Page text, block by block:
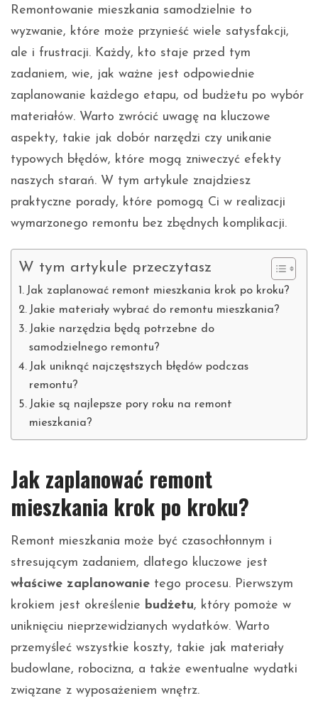
Remontowanie mieszkania samodzielnie to
wyzwanie, które może przynieść wiele satysfakcji,
ale i frustracji. Każdy, kto staje przed tym
zadaniem, wie, jak ważne jest odpowiednie
zaplanowanie każdego etapu, od budżetu po wybór
materiałów. Warto zwrócić uwagę na kluczowe
aspekty, takie jak dobór narzędzi czy unikanie
typowych błędów, które mogą zniweczyć efekty
naszych starań. W tym artykule znajdziesz
praktyczne porady, które pomogą Ci w realizacji
wymarzonego remontu bez zbędnych komplikacji.
W tym artykule przeczytasz
Jak zaplanować remont mieszkania krok po kroku?
Jakie materiały wybrać do remontu mieszkania?
Jakie narzędzia będą potrzebne do
samodzielnego remontu?
Jak uniknąć najczęstszych błędów podczas
remontu?
Jakie są najlepsze pory roku na remont
mieszkania?
Jak zaplanować remont
mieszkania krok po kroku?
Remont mieszkania może być czasochłonnym i
stresującym zadaniem, dlatego kluczowe jest
właściwe zaplanowanie tego procesu. Pierwszym
krokiem jest określenie budżetu, który pomoże w
uniknięciu nieprzewidzianych wydatków. Warto
przemyśleć wszystkie koszty, takie jak materiały
budowlane, robocizna, a także ewentualne wydatki
związane z wyposażeniem wnętrz.